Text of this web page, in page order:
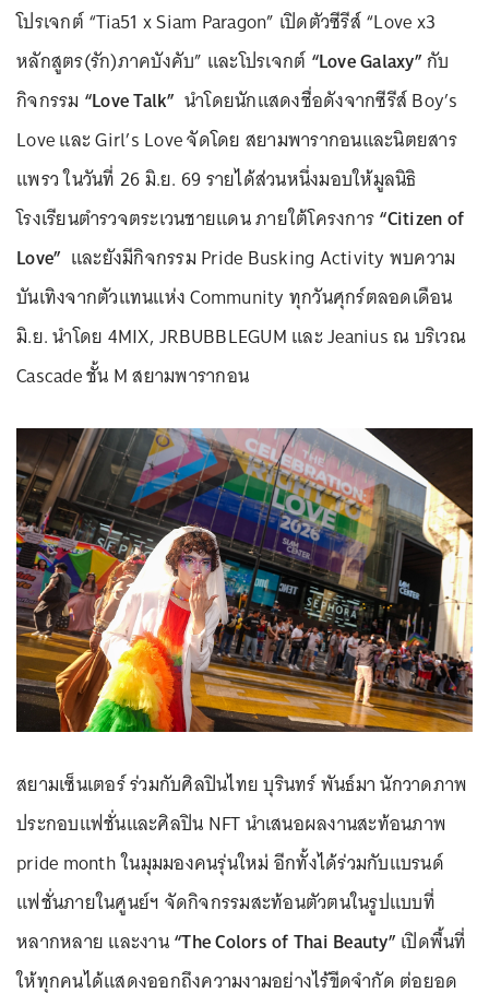
โปรเจกต์ “Tia51 x Siam Paragon” เปิดตัวซีรีส์ “Love x3
หลักสูตร(รัก)ภาคบังคับ” และโปรเจกต์ “Love Galaxy”กับ
กิจกรรม “Love Talk” นำโดยนักแสดงชื่อดังจากซีรีส์ Boy’s
Love และ Girl’s Love จัดโดย สยามพารากอนและนิตยสาร
แพรว ในวันที่ 26 มิ.ย. 69 รายได้ส่วนหนึ่งมอบให้มูลนิธิ
โรงเรียนตำรวจตระเวนชายแดน ภายใต้โครงการ“Citizen of
Love” และยังมีกิจกรรม Pride Busking Activity พบความ
บันเทิงจากตัวแทนแห่ง Community ทุกวันศุกร์ตลอดเดือน
มิ.ย. นำโดย 4MIX, JRBUBBLEGUM และ Jeanius ณ บริเวณ
Cascade ชั้น M สยามพารากอน
สยามเซ็นเตอร์ ร่วมกับศิลปินไทย บุรินทร์ พันธ์มา นักวาดภาพ
ประกอบแฟชั่นและศิลปิน NFT นำเสนอผลงานสะท้อนภาพ
pride month ในมุมมองคนรุ่นใหม่ อีกทั้งได้ร่วมกับแบรนด์
แฟชั่นภายในศูนย์ฯ จัดกิจกรรมสะท้อนตัวตนในรูปแบบที่
หลากหลาย และงาน“The Colors of Thai Beauty” เปิดพื้นที่
ให้ทุกคนได้แสดงออกถึงความงามอย่างไร้ขีดจำกัด ต่อยอด